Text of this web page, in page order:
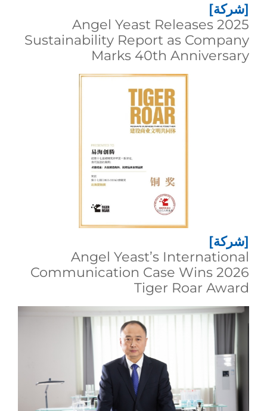
[شركة]
Angel Yeast Releases 2025
Sustainability Report as Company
Marks 40th Anniversary
[شركة]
Angel Yeast’s International
Communication Case Wins 2026
Tiger Roar Award